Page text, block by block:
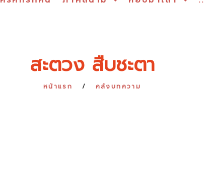
สะตวง สืบชะตา
หน้าแรก คลังบทความ